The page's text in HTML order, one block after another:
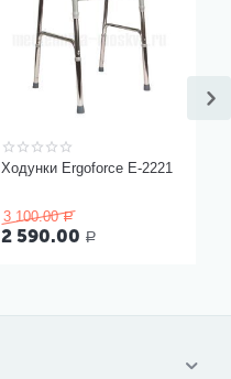
Ходунки Ergoforce Е-2221
3 100.00 Р
2 590.00 Р